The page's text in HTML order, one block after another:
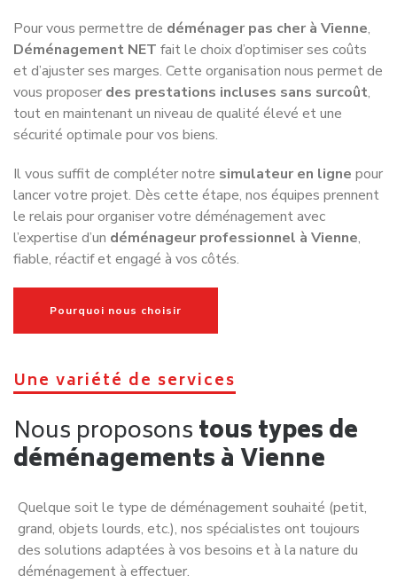
Pour vous permettre de déménager pas cher à Vienne,
Déménagement NET fait le choix d’optimiser ses coûts
et d’ajuster ses marges. Cette organisation nous permet de
vous proposer des prestations incluses sans surcoût,
tout en maintenant un niveau de qualité élevé et une
sécurité optimale pour vos biens.
Il vous suffit de compléter notre simulateur en ligne pour
lancer votre projet. Dès cette étape, nos équipes prennent
le relais pour organiser votre déménagement avec
l’expertise d’un déménageur professionnel à Vienne,
fiable, réactif et engagé à vos côtés.
Pourquoi nous choisir
Une variété de services
Nous proposonstous types de
déménagements à Vienne
Quelque soit le type de déménagement souhaité (petit,
grand, objets lourds, etc.), nos spécialistes ont toujours
des solutions adaptées à vos besoins et à la nature du
déménagement à effectuer.